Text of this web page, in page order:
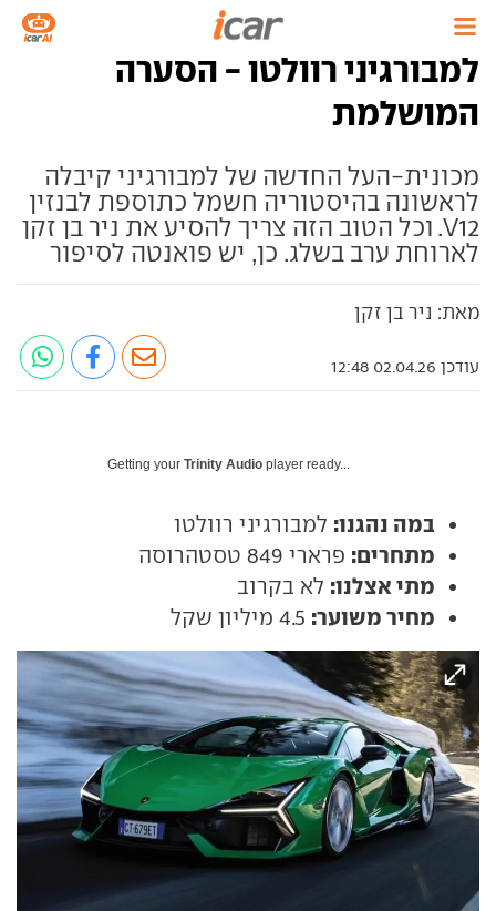
למבורגיני רוולטו - הסערה
המושלמת
מכונית-העל החדשה של למבורגיני קיבלה
לראשונה בהיסטוריה חשמל כתוספת לבנזין
V12. וכל הטוב הזה צריך להסיע את ניר בן זקן
לארוחת ערב בשלג. כן, יש פואנטה לסיפור
מאת: ניר בן זקן
עודכן 02.04.26 12:48
Getting your Trinity Audio player ready...
במה נהגנו: למבורגיני רוולטו
מתחרים: פרארי 849 טסטהרוסה
מתי אצלנו: לא בקרוב
מחיר משוער: